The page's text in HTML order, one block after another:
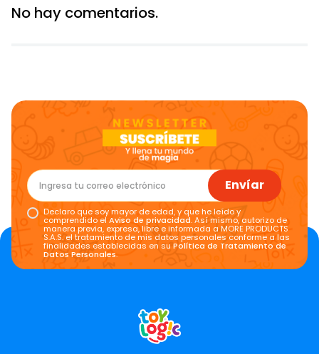
No hay comentarios.
Envíar
Declaro que soy mayor de edad, y que he leído y
comprendido elAviso de privacidad. Así mismo, autorizo de
manera previa, expresa, libre e informada a MORE PRODUCTS
S.A.S. el tratamiento de mis datos personales conforme a las
finalidades establecidas en suPolítica de Tratamiento de
Datos Personales.